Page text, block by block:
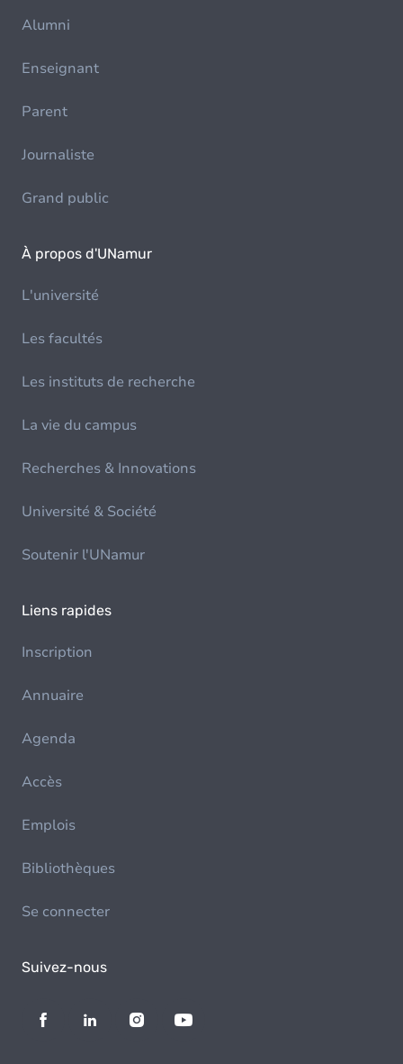
Alumni
Enseignant
Parent
Journaliste
Grand public
À propos d'UNamur
L'université
Les facultés
Les instituts de recherche
La vie du campus
Recherches & Innovations
Université & Société
Soutenir l'UNamur
Liens rapides
Inscription
Annuaire
Agenda
Accès
Emplois
Bibliothèques
Se connecter
Suivez-nous